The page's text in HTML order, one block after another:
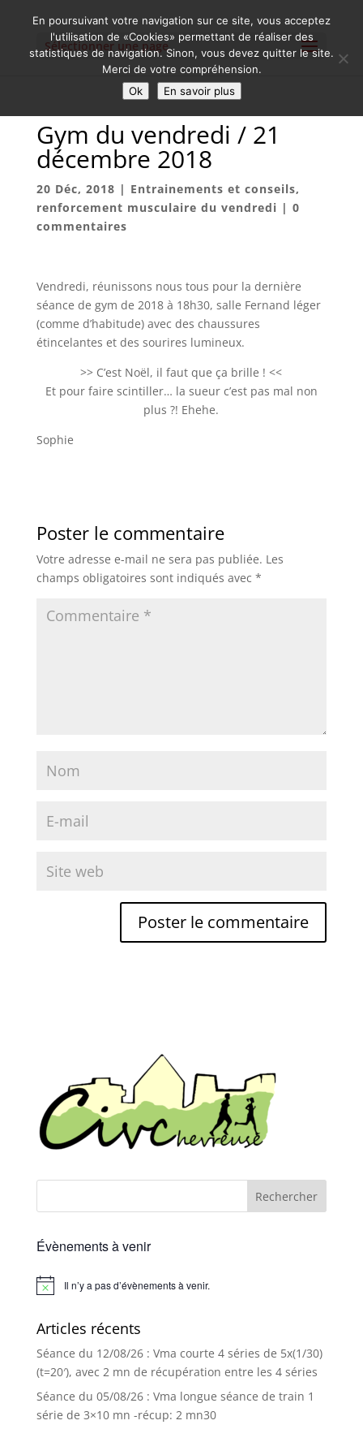
Sélectionner une page
Gym du vendredi / 21
décembre 2018
20 Déc, 2018 | Entrainements et conseils,
renforcement musculaire du vendredi | 0
commentaires
Vendredi, réunissons nous tous pour la dernière
séance de gym de 2018 à 18h30, salle Fernand léger
(comme d’habitude) avec des chaussures
étincelantes et des sourires lumineux.
>> C’est Noël, il faut que ça brille ! <<
Et pour faire scintiller… la sueur c’est pas mal non
plus ?! Ehehe.
Sophie
Poster le commentaire
Votre adresse e-mail ne sera pas publiée. Les
champs obligatoires sont indiqués avec *
Évènements à venir
Notice Il n’y a pas d’évènements à venir.
Articles récents
Séance du 12/08/26 : Vma courte 4 séries de 5x(1/30)
(t=20′), avec 2 mn de récupération entre les 4 séries
Séance du 05/08/26 : Vma longue séance de train 1
série de 3×10 mn -récup: 2 mn30
En poursuivant votre navigation sur ce site, vous acceptez
l'utilisation de «Cookies» permettant de réaliser des
statistiques de navigation. Sinon, vous devez quitter le site.
Merci de votre compréhension.
Ok
En savoir plus